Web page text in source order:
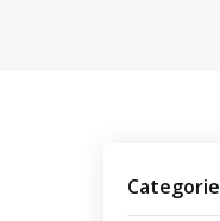
Categorie